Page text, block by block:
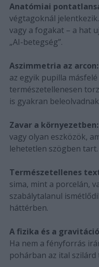
Anatómiai
végtagoknál
vagy a fogakat – a hat
„AI-betegség”.
Aszimmetria az arcon:
az egyik pupilla
természetellenesen
is gyakran
Zavar a környezetben:
vagy olyan eszközök,
lehetetlen szögben tart.
Természetellenes
sima, mint a porcelán,
szabálytalanul
háttérben.
A fizika és a
Ha nem a fényforrás
pohárban az ital